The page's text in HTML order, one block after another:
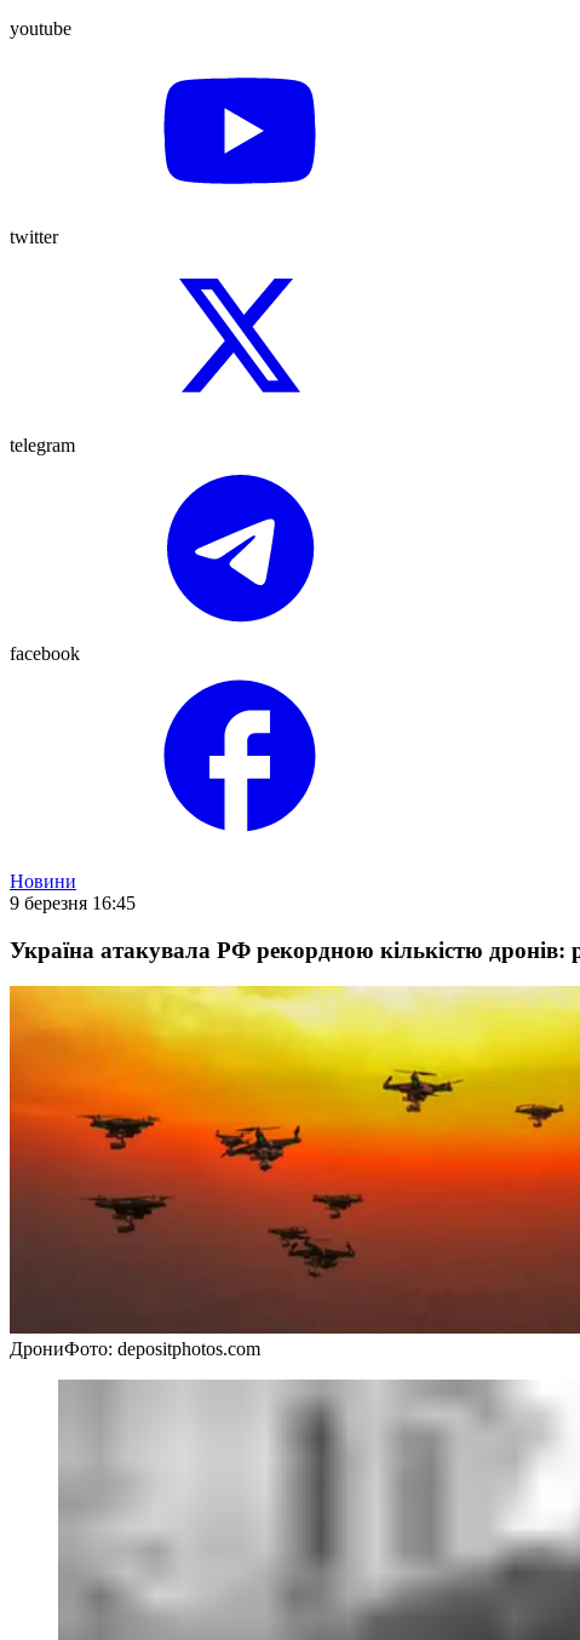
youtube
twitter
telegram
facebook
Новини
9 березня 16:45
Україна атакувала РФ рекордною кількістю
ДрониФото: depositphotos.com